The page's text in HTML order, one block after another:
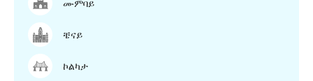
ሙምባይ
ቼናይ
ኮልካታ